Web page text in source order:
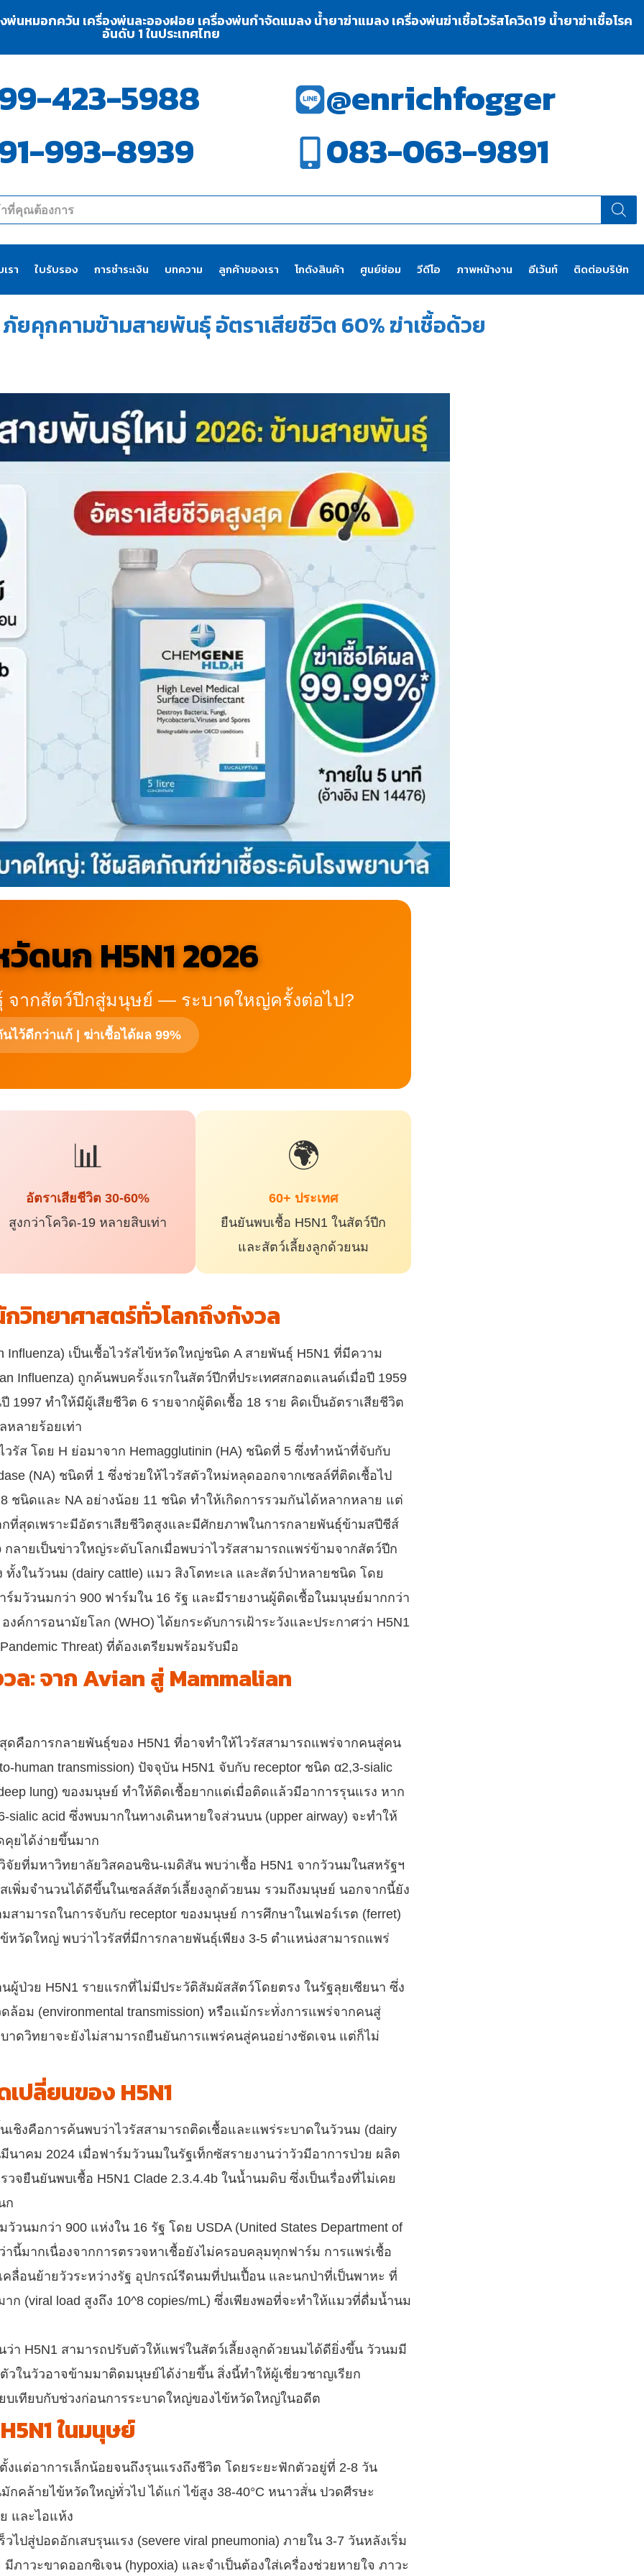
นหมอกควัน เครื่องพ่นละอองฝอย เครื่องพ่นกำจัดแมลง น้ำยาฆ่าแมลง เครื่องพ่นฆ่าเชื้อไวรัสโควิด19 น้ำยาฆ่าเชื้อโรค
อันดับ 1 ในประเทศไทย
423-5988
993-8939
@enrichfogger
083-063-9891
รา ใบรับรอง การชำระเงิน บทความ ลูกค้าของเรา โกดังสินค้า ศูนย์ซ่อม วีดีโอ ภาพหน้างาน อีเว้นท์ ติดต่อบริษัท
ยคุกคามข้ามสายพันธุ์ อัตราเสียชีวิต 60% ฆ่าเชื้อด้วย
วัดนก H5N1 2026
ากสัตว์ปีกสู่มนุษย์ — ระบาดใหญ่ครั้งต่อไป?
ไว้ดีกว่าแก้ | ฆ่าเชื้อได้ผล 99%
📊
อัตราเสียชีวิต 30-60%
สูงกว่าโควิด-19 หลายสิบเท่า
🌍
60+ ประเทศ
ยืนยันพบเชื้อ H5N1 ในสัตว์ปีก
และสัตว์เลี้ยงลูกด้วยนม
กวิทยาศาสตร์ทั่วโลกถึงกังวล
Influenza) เป็นเชื้อไวรัสไข้หวัดใหญ่ชนิด A สายพันธุ์ H5N1 ที่มีความ
Influenza) ถูกค้นพบครั้งแรกในสัตว์ปีกที่ประเทศสกอตแลนด์เมื่อปี 1959
1997 ทำให้มีผู้เสียชีวิต 6 รายจากผู้ติดเชื้อ 18 ราย คิดเป็นอัตราเสียชีวิต
หลายร้อยเท่า
รัส โดย H ย่อมาจาก Hemagglutinin (HA) ชนิดที่ 5 ซึ่งทำหน้าที่จับกับ
(NA) ชนิดที่ 1 ซึ่งช่วยให้ไวรัสตัวใหม่หลุดออกจากเซลล์ที่ติดเชื้อไป
ชนิดและ NA อย่างน้อย 11 ชนิด ทำให้เกิดการรวมกันได้หลากหลาย แต่
ที่สุดเพราะมีอัตราเสียชีวิตสูงและมีศักยภาพในการกลายพันธุ์ข้ามสปีชีส์
กลายเป็นข่าวใหญ่ระดับโลกเมื่อพบว่าไวรัสสามารถแพร่ข้ามจากสัตว์ปีก
ทั้งในวัวนม (dairy cattle) แมว สิงโตทะเล และสัตว์ป่าหลายชนิด โดย
ร์มวัวนมกว่า 900 ฟาร์มใน 16 รัฐ และมีรายงานผู้ติดเชื้อในมนุษย์มากกว่า
ค์การอนามัยโลก (WHO) ได้ยกระดับการเฝ้าระวังและประกาศว่า H5N1
Threat) ที่ต้องเตรียมพร้อมรับมือ
ล: จาก Avian สู่ Mammalian
คือการกลายพันธุ์ของ H5N1 ที่อาจทำให้ไวรัสสามารถแพร่จากคนสู่คน
human transmission) ปัจจุบัน H5N1 จับกับ receptor ชนิด α2,3-sialic
lung) ของมนุษย์ ทำให้ติดเชื้อยากแต่เมื่อติดแล้วมีอาการรุนแรง หาก
acid ซึ่งพบมากในทางเดินหายใจส่วนบน (upper airway) จะทำให้
คุยได้ง่ายขึ้นมาก
จัยที่มหาวิทยาลัยวิสคอนซิน-เมดิสัน พบว่าเชื้อ H5N1 จากวัวนมในสหรัฐฯ
เพิ่มจำนวนได้ดีขึ้นในเซลล์สัตว์เลี้ยงลูกด้วยนม รวมถึงมนุษย์ นอกจากนี้ยัง
สามารถในการจับกับ receptor ของมนุษย์ การศึกษาในเฟอร์เรต (ferret)
หวัดใหญ่ พบว่าไวรัสที่มีการกลายพันธุ์เพียง 3-5 ตำแหน่งสามารถแพร่
ผู้ป่วย H5N1 รายแรกที่ไม่มีประวัติสัมผัสสัตว์โดยตรง ในรัฐลุยเซียนา ซึ่ง
อม (environmental transmission) หรือแม้กระทั่งการแพร่จากคนสู่
าดวิทยาจะยังไม่สามารถยืนยันการแพร่คนสู่คนอย่างชัดเจน แต่ก็ไม่
เปลี่ยนของ H5N1
ชิงคือการค้นพบว่าไวรัสสามารถติดเชื้อและแพร่ระบาดในวัวนม (dairy
นาคม 2024 เมื่อฟาร์มวัวนมในรัฐเท็กซัสรายงานว่าวัวมีอาการป่วย ผลิต
ยืนยันพบเชื้อ H5N1 Clade 2.3.4.4b ในน้ำนมดิบ ซึ่งเป็นเรื่องที่ไม่เคย
ก
วนมกว่า 900 แห่งใน 16 รัฐ โดย USDA (United States Department of
านี้มากเนื่องจากการตรวจหาเชื้อยังไม่ครอบคลุมทุกฟาร์ม การแพร่เชื้อ
คลื่อนย้ายวัวระหว่างรัฐ อุปกรณ์รีดนมที่ปนเปื้อน และนกป่าที่เป็นพาหะ ที่
(viral load สูงถึง 10^8 copies/mL) ซึ่งเพียงพอที่จะทำให้แมวที่ดื่มน้ำนม
า H5N1 สามารถปรับตัวให้แพร่ในสัตว์เลี้ยงลูกด้วยนมได้ดียิ่งขึ้น วัวนมมี
วในวัวอาจข้ามมาติดมนุษย์ได้ง่ายขึ้น สิ่งนี้ทำให้ผู้เชี่ยวชาญเรียก
บเทียบกับช่วงก่อนการระบาดใหญ่ของไข้หวัดใหญ่ในอดีต
ในมนุษย์
แต่อาการเล็กน้อยจนถึงรุนแรงถึงชีวิต โดยระยะฟักตัวอยู่ที่ 2-8 วัน
กคล้ายไข้หวัดใหญ่ทั่วไป ได้แก่ ไข้สูง 38-40°C หนาวสั่น ปวดศีรษะ
และไอแห้ง
ไปสู่ปอดอักเสบรุนแรง (severe viral pneumonia) ภายใน 3-7 วันหลังเริ่ม
ภาวะขาดออกซิเจน (hypoxia) และจำเป็นต้องใส่เครื่องช่วยหายใจ ภาวะ